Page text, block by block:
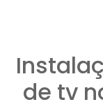
de tv